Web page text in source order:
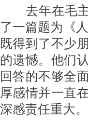
去年在毛
了一篇题为《
既得到了不少
的遗憾。他们
回答的不够全
厚感情并一直
深感责任重大。